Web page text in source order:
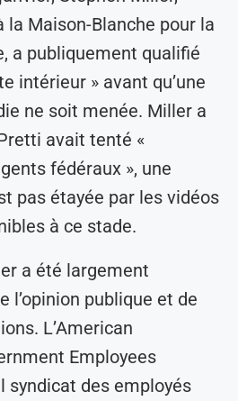
la Maison-Blanche pour la
a publiquement qualifié
intérieur » avant qu’une
ne soit menée. Miller a
avait tenté «
fédéraux », une
pas étayée par les vidéos
à ce stade.
a été largement
l’opinion publique et de
L’American
Employees
syndicat des employés